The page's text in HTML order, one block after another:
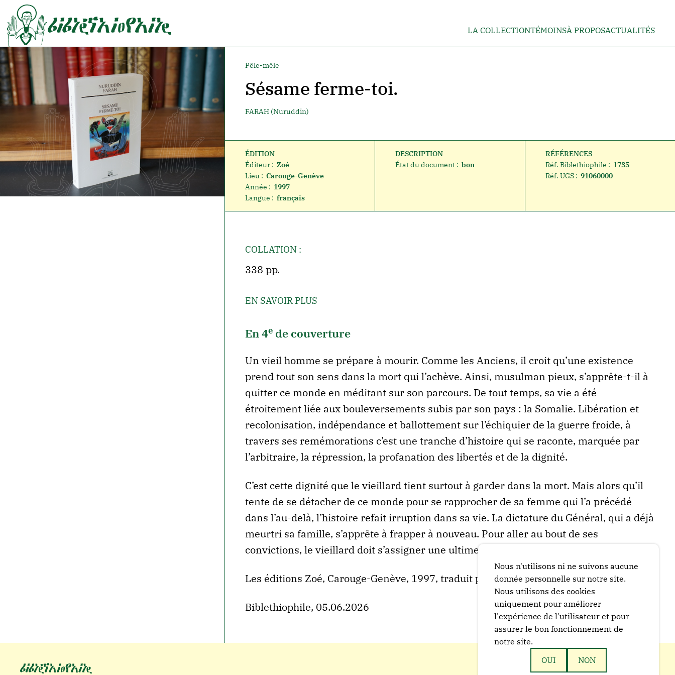
LA COLLECTIONTÉMOINSÀ PROPOSACTUALITÉS
Pêle-mêle
Sésame ferme-toi.
FARAH (Nuruddin)
ÉDITION
Éditeur : Zoé
Lieu : Carouge-Genève
Année : 1997
Langue : français
DESCRIPTION
État du document : bon
RÉFÉRENCES
Réf. Biblethiophile : 1735
Réf. UGS : 91060000
COLLATION :
338 pp.
EN SAVOIR PLUS
En 4ede couverture
Un vieil homme se prépare à mourir. Comme les Anciens, il croit qu’une existence
prend tout son sens dans la mort qui l’achève. Ainsi, musulman pieux, s’apprête-t-il à
quitter ce monde en méditant sur son parcours. De tout temps, sa vie a été
étroitement liée aux bouleversements subis par son pays : la Somalie. Libération et
recolonisation, indépendance et ballottement sur l’échiquier de la guerre froide, à
travers ses remémorations c’est une tranche d’histoire qui se raconte, marquée par
l’arbitraire, la répression, la profanation des libertés et de la dignité.
C’est cette dignité que le vieillard tient surtout à garder dans la mort. Mais alors qu’il
tente de se détacher de ce monde pour se rapprocher de sa femme qui l’a précédé
dans l’au-delà, l’histoire refait irruption dans sa vie. La dictature du Général, qui a déjà
meurtri sa famille, s’apprête à frapper à nouveau. Pour aller au bout de ses
convictions, le vieillard doit s’assigner une ultime tâche.
Les éditions Zoé, Carouge-Genève, 1997, traduit par Christian Surber.
Biblethiophile, 05.06.2026
Nous n'utilisons ni ne suivons aucune
donnée personnelle sur notre site.
Nous utilisons des cookies
uniquement pour améliorer
l'expérience de l'utilisateur et pour
assurer le bon fonctionnement de
notre site.
OUI
NON